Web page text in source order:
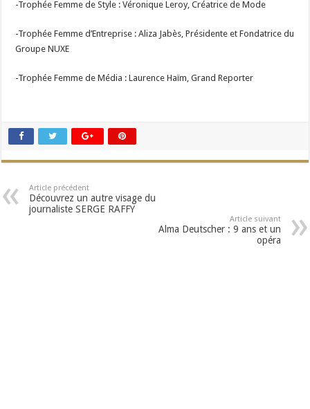
-Trophée Femme de Style : Véronique Leroy, Créatrice de Mode
-Trophée Femme d’Entreprise : Aliza Jabès, Présidente et Fondatrice du
Groupe NUXE
-Trophée Femme de Média : Laurence Haïm, Grand Reporter
Article précédent
Découvrez un autre visage du
journaliste SERGE RAFFY
Article suivant
Alma Deutscher : 9 ans et un
opéra